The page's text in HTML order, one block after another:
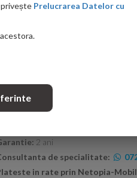
Ati gasit in alta parte mai
2 ani
de specialitate:
in rate prin Netopia-
privește Prelucrarea Datelor cu